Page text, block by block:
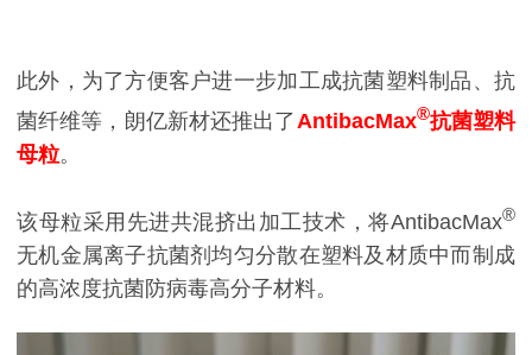
此外，为了方便客户进一步加工成抗菌塑料制品、抗
菌纤维等，朗亿新材还推出了 AntibacMax®抗菌塑料
母粒。
该母粒采用先进共混挤出加工技术，将AntibacMax®
无机金属离子抗菌剂均匀分散在塑料及材质中而制成
的高浓度抗菌防病毒高分子材料。